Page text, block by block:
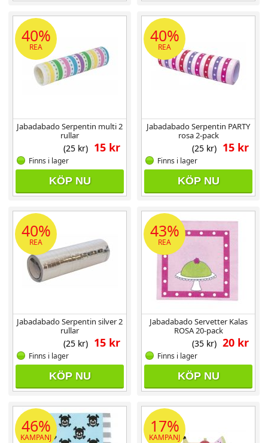
40%
REA
Jabadabado Serpentin multi 2
rullar
15 kr
(25 kr)
Finns i lager
KÖP NU
40%
REA
Jabadabado Serpentin PARTY
rosa 2-pack
15 kr
(25 kr)
Finns i lager
KÖP NU
40%
REA
Jabadabado Serpentin silver 2
rullar
15 kr
(25 kr)
Finns i lager
KÖP NU
43%
REA
Jabadabado Servetter Kalas
ROSA 20-pack
20 kr
(35 kr)
Finns i lager
KÖP NU
46%
KAMPANJ
17%
KAMPANJ